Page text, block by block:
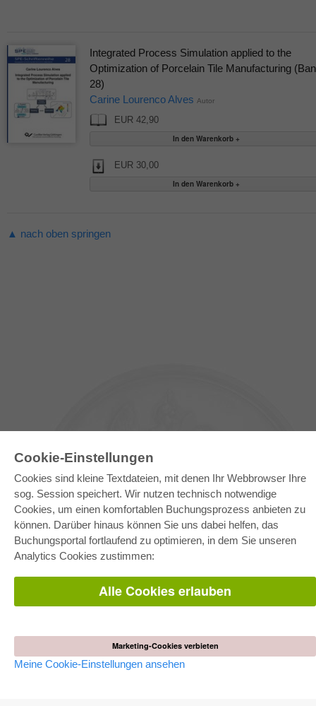
Cookie-Einstellungen
Cookies sind kleine Textdateien, mit denen Ihr Webbrowser Ihre
sog. Session speichert. Wir nutzen technisch notwendige
Cookies, um einen komfortablen Buchungsprozess anbieten zu
können. Darüber hinaus können Sie uns dabei helfen, das
Buchungsportal fortlaufend zu optimieren, in dem Sie unseren
Analytics Cookies zustimmen:
Alle Cookies erlauben
Marketing-Cookies verbieten
Meine Cookie-Einstellungen ansehen
Integrated Process Simulation applied to the
Optimization of Porcelain Tile Manufacturing
28)
Carine Lourenco Alves Autor
EUR 42,90
EUR 30,00
▲ nach oben springen
E-COLLECTION
Gesamtpaket
Fachbereichspakete
Bereitstellung von E-Books
Häufig gestellte Fragen (FAQ)
AGB